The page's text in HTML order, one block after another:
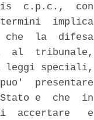
c.p.c.,  con
implica
che  la  difesa
al  tribunale,
leggi speciali,
presentare
e  che  in
accertare   e